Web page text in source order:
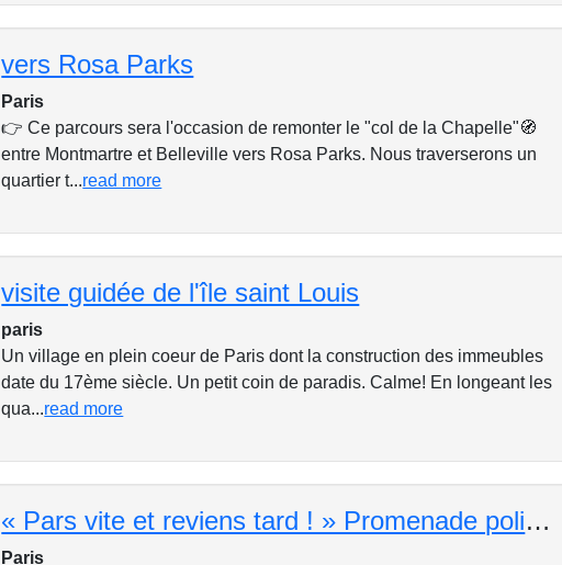
vers Rosa Parks
Paris
👉 Ce parcours sera l'occasion de remonter le "col de la Chapelle"🧭
entre Montmartre et Belleville vers Rosa Parks. Nous traverserons un
quartier t...read more
visite guidée de l'île saint Louis
paris
Un village en plein coeur de Paris dont la construction des immeubles
date du 17ème siècle. Un petit coin de paradis. Calme! En longeant les
qua...read more
« Pars vite et reviens tard ! » Promenade policière à Montparnasse
Paris